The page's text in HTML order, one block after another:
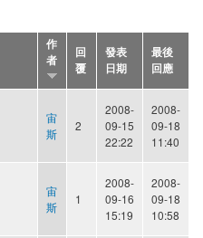
作
者
回
覆
發表
日期
最後
回應
宙
斯
2
2008-
09-15
22:22
2008-
09-18
11:40
宙
斯
1
2008-
09-16
15:19
2008-
09-18
10:58